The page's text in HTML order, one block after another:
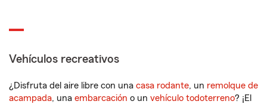
Vehículos recreativos
¿Disfruta del aire libre con una casa rodante, un remolque de
acampada, una embarcación o un vehículo todoterreno? ¡El